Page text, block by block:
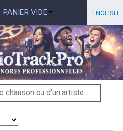
PANIER VIDE English